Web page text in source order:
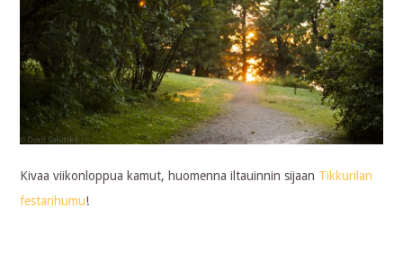
Kivaa viikonloppua kamut, huomenna iltauinnin sijaan Tikkurilan
festarihumu!